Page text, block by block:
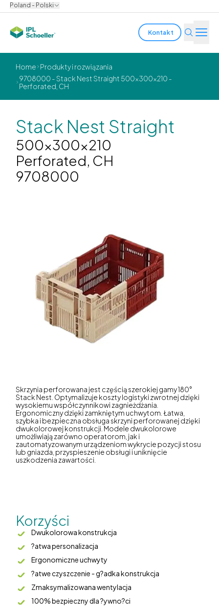
Poland - Polski
Kontakt
Branże
Produkty i rozwiązania
Zrównoważony rozwój
O nas
Home Produkty i rozwiązania
9708000 - Stack Nest Straight 500x300x210 -
Perforated, CH
Stack Nest Straight
500x300x210
Perforated, CH
9708000
Skrzynia perforowana jest częścią szerokiej gamy 180°
Stack Nest. Optymalizuje koszty logistyki zwrotnej dzięki
wysokiemu współczynnikowi zagnieżdżania.
Ergonomiczny dzięki zamkniętym uchwytom. Łatwa,
szybka i bezpieczna obsługa skrzyni perforowanej dzięki
dwukolorowej konstrukcji. Modele dwukolorowe
umożliwiają zarówno operatorom, jak i
zautomatyzowanym urządzeniom wykrycie pozycji stosu
lub gniazda, przyspieszenie obsługi i uniknięcie
uszkodzenia zawartości.
Korzyści
Dwukolorowa konstrukcja
?atwa personalizacja
Ergonomiczne uchwyty
?atwe czyszczenie - g?adka konstrukcja
Zmaksymalizowana wentylacja
100% bezpieczny dla ?ywno?ci